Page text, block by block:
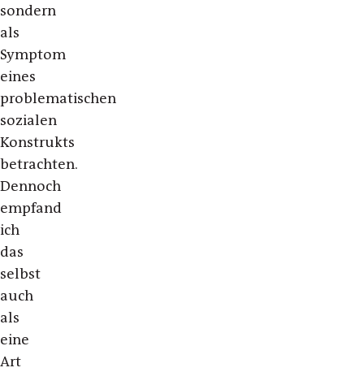
sondern
als
Symptom
eines
problematischen
sozialen
Konstrukts
betrachten.
Dennoch
empfand
ich
das
selbst
auch
als
eine
Art